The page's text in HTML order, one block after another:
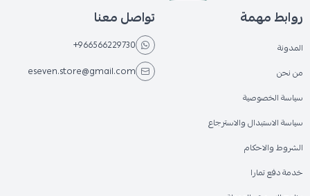
روابط مهمة
المدونة
من نحن
سياسة الخصوصية
سياسة الاستبدال والاسترجاع
الشروط والاحكام
خدمة دفع تمارا
تواصل معنا
+966566229730
eseven.store@gmail.com